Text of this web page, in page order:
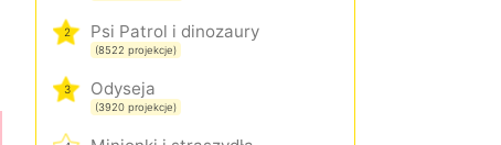
2 Psi Patrol i dinozaury
(8522 projekcje)
3 Odyseja
(3920 projekcje)